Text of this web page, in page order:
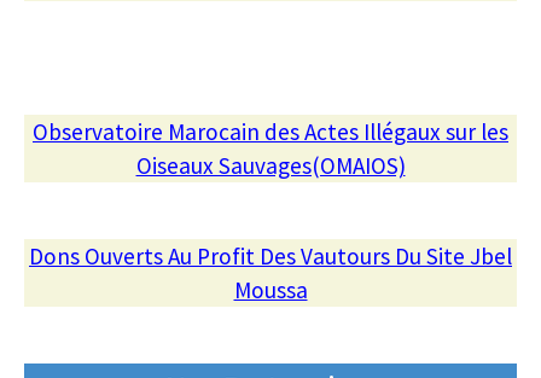
Observatoire Marocain des Actes Illégaux sur les
Oiseaux Sauvages(OMAIOS)
Dons Ouverts Au Profit Des Vautours Du Site Jbel
Moussa